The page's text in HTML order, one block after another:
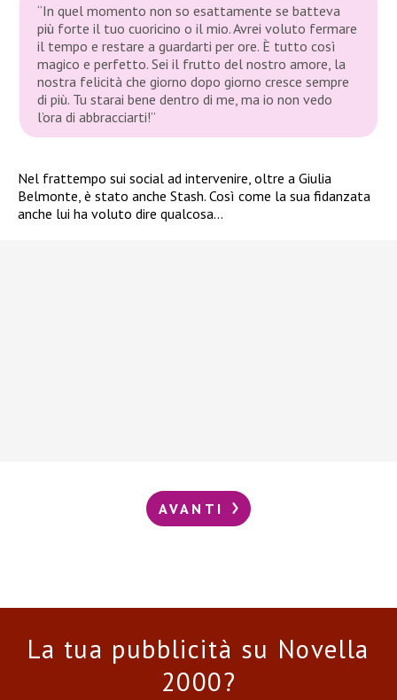
“In quel momento non so esattamente se batteva
più forte il tuo cuoricino o il mio. Avrei voluto fermare
il tempo e restare a guardarti per ore. È tutto così
magico e perfetto. Sei il frutto del nostro amore, la
nostra felicità che giorno dopo giorno cresce sempre
di più. Tu starai bene dentro di me, ma io non vedo
l’ora di abbracciarti!”
Nel frattempo sui social ad intervenire, oltre a Giulia
Belmonte, è stato anche Stash. Così come la sua fidanzata
anche lui ha voluto dire qualcosa…
AVANTI
La tua pubblicità su Novella
2000?